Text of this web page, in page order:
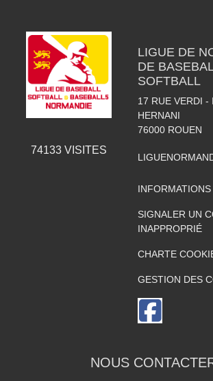
74133VISITES
LIGUE DE
DE
SOFTBALL
17 RUE VERDI -
HERNANI
76000 ROUEN
SIGNALER UN
INAPPROPRIÉ
CHARTE
GESTION DES
NOUS